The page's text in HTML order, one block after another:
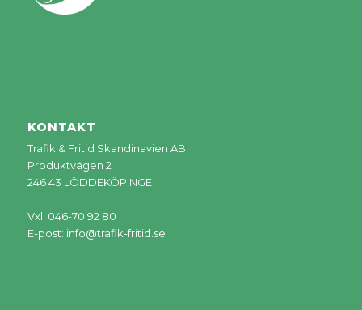
KONTAKT
Trafik & Fritid Skandinavien AB
Produktvägen 2
246 43 LÖDDEKÖPINGE
Vxl: 046-70 92 80
E-post: info@trafik-fritid.se